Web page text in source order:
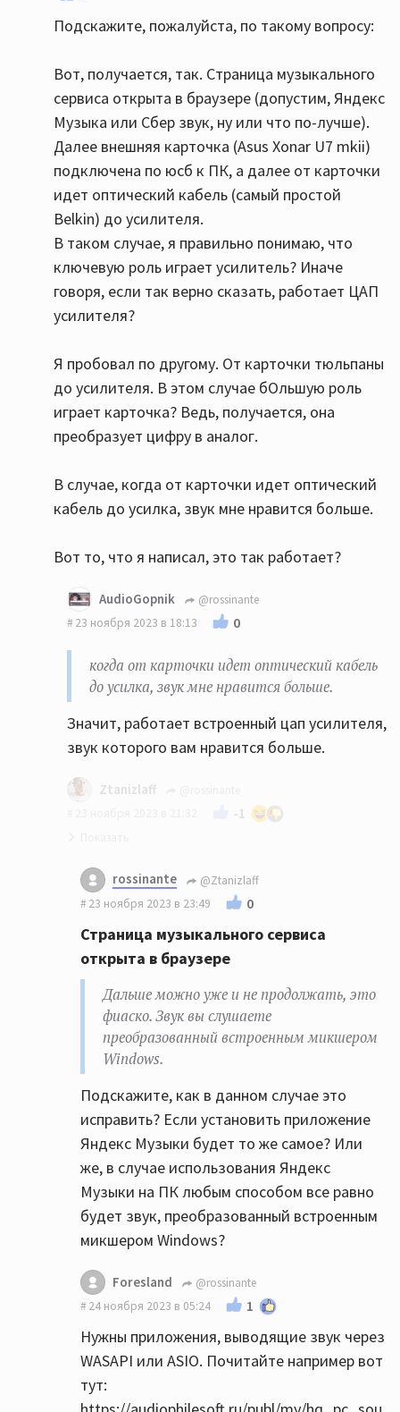
Подскажите, пожалуйста, по такому вопросу:
Вот, получается, так. Страница музыкального
сервиса открыта в браузере (допустим, Яндекс
Музыка или Сбер звук, ну или что по-лучше).
Далее внешняя карточка (Asus Xonar U7 mkii)
подключена по юсб к ПК, а далее от карточки
идет оптический кабель (самый простой
Belkin) до усилителя.
В таком случае, я правильно понимаю, что
ключевую роль играет усилитель? Иначе
говоря, если так верно сказать, работает ЦАП
усилителя?
Я пробовал по другому. От карточки тюльпаны
до усилителя. В этом случае бОльшую роль
играет карточка? Ведь, получается, она
преобразует цифру в аналог.
В случае, когда от карточки идет оптический
кабель до усилка, звук мне нравится больше.
Вот то, что я написал, это так работает?
AudioGopnik
@rossinante
23 ноября 2023 в 18:13
0
когда от карточки идет оптический кабель
до усилка, звук мне нравится больше.
Значит, работает встроенный цап усилителя,
звук которого вам нравится больше.
Ztanizlaff
-1
Страница музыкального сервиса открыта
в браузере
фиаско. Звук вы слушаете преобразованный
встроенным микшером Windows.
наче говоря, если так верно сказать,
работает ЦАП усилителя?
Все верно, но он там совсем начальный и
простой, выделите бюджет на цап хотяб
350$, это не так много но прирост будет
заметный.
Вон на Озон скидки пока, дешвле чем на Ali
все.
SMSL DO400 отличный цап еще и усилок для
наушников норм.
https://ozon.ru/t/nBdEBGN
SMSL SU-9 ultra вышел новый, очень хороший
цап, а теперь еще и на AKM наконец-то.
https://ozon.ru/t/nBdEYRe
В случае, когда от карточки идет
оптический кабель до усилка, звук мне
rossinante
@Ztanizlaff
23 ноября 2023 в 23:49
0
Страница музыкального сервиса
открыта в браузере
Дальше можно уже и не продолжать, это
фиаско. Звук вы слушаете
преобразованный встроенным микшером
Windows.
Подскажите, как в данном случае это
исправить? Если установить приложение
Яндекс Музыки будет то же самое? Или
же, в случае использования Яндекс
Музыки на ПК любым способом все равно
будет звук, преобразованный встроенным
микшером Windows?
Foresland
@rossinante
24 ноября 2023 в 05:24
1
Нужны приложения, выводящие звук через
WASAPI или ASIO. Почитайте например вот
тут: